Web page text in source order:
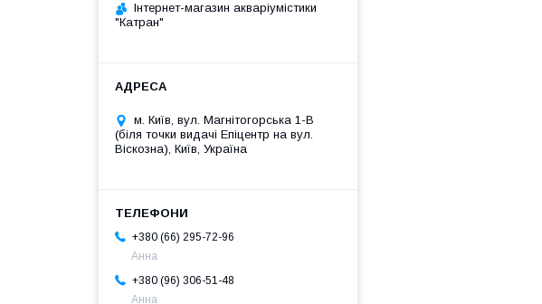
Інтернет-магазин акваріумістики
"Катран"
м. Київ, вул. Магнітогорська 1-В
(біля точки видачі Епіцентр на вул.
Віскозна), Київ, Україна
+380 (66) 295-72-96
Анна
+380 (96) 306-51-48
Анна